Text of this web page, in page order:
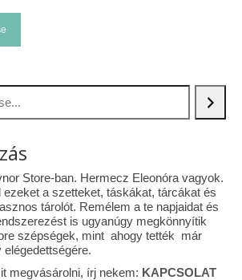
Store-ban. Hermecz Eleonóra vagyok.
a szetteket, táskákat, tárcákat és
tárolót. Remélem a te napjaidat és
is ugyanúgy megkönnyítik
szépségek, mint ahogy tették már
megvásárolni, írj nekem: KAPCSOLAT